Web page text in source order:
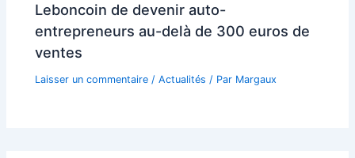
Leboncoin de devenir auto-
entrepreneurs au-delà de 300 euros de
ventes
Laisser un commentaire /Actualités / Par Margaux